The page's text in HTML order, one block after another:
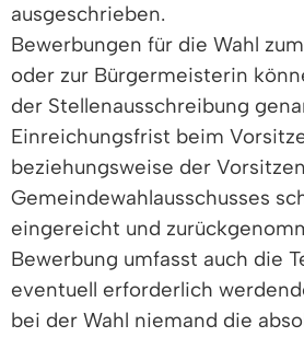
ausgeschrieben.
Bewerbungen für die Wahl
oder zur Bürgermeisterin
der Stellenausschreibung
Einreichungsfrist beim
beziehungsweise der
Gemeindewahlausschusses
eingereicht und
Bewerbung umfasst auch die
eventuell erforderlich
bei der Wahl niemand die